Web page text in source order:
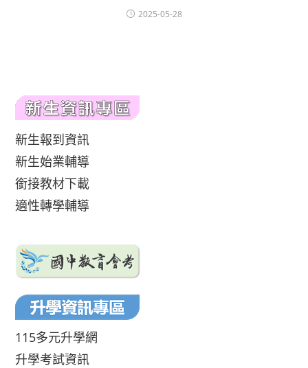
2025-05-28
新生報到資訊
新生始業輔導
銜接教材下載
適性轉學輔導
115多元升學網
升學考試資訊